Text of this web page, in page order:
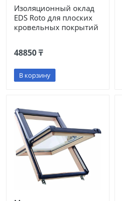
Изоляционный оклад
EDS Roto для плоских
кровельных покрытий
48850 ₸
В корзину